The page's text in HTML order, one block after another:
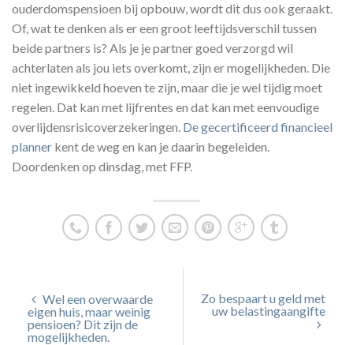
ouderdomspensioen bij opbouw, wordt dit dus ook geraakt.
Of, wat te denken als er een groot leeftijdsverschil tussen
beide partners is? Als je je partner goed verzorgd wil
achterlaten als jou iets overkomt, zijn er mogelijkheden. Die
niet ingewikkeld hoeven te zijn, maar die je wel tijdig moet
regelen. Dat kan met lijfrentes en dat kan met eenvoudige
overlijdensrisicoverzekeringen. De gecertificeerd financieel
planner kent de weg en kan je daarin begeleiden.
Doordenken op dinsdag, met FFP.
Wel een overwaarde
eigen huis, maar weinig
pensioen? Dit zijn de
mogelijkheden.
Zo bespaart u geld met
uw belastingaangifte